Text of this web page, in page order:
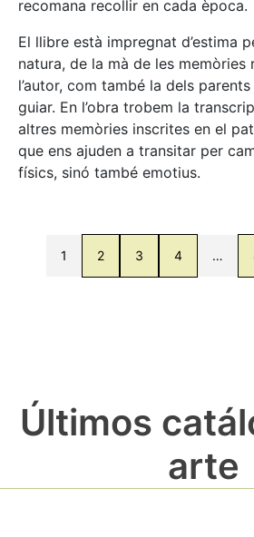
recomana recollir en cada època.
El llibre està impregnat d’estima
natura, de la mà de les memòries
l’autor, com també la dels
guiar. En l’obra trobem la
altres memòries inscrites en el
que ens ajuden a transitar per
físics, sinó també emotius.
1 2 3 4 …
Últimos
arte